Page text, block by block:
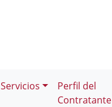
Servicios
Perfil del
Contratante